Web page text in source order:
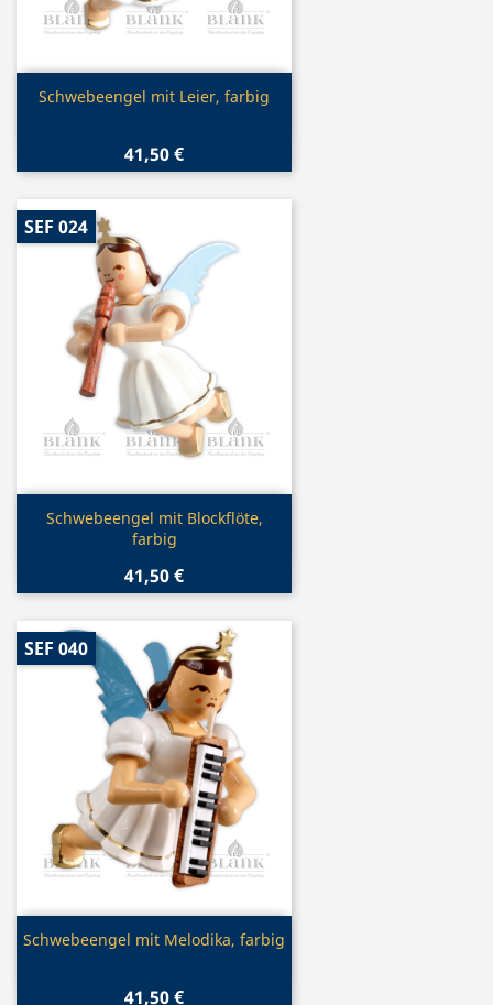
Vorschau
Schwebeengel mit Leier, farbig
41,50 €
Vorschau
Schwebeengel mit Blockflöte,
farbig
41,50 €
SEF 024
Vorschau
Schwebeengel mit Melodika, farbig
41,50 €
SEF 040